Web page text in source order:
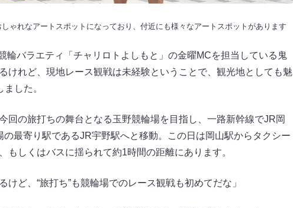
ゃれなアートスポットになっており、付近にも様々なアートスポットがあります
輪バラエティ「チャリロトよしもと」の金曜MCを担当している鬼
けれど、現地レース観戦は未経験ということで、観光地としても魅
した。
回の旅打ちの舞台となる玉野競輪場を目指し、一路新幹線でJR岡
最寄り駅であるJR宇野駅へと移動。この日は岡山駅からタクシー
しくはバスに揺られて約1時間の距離にあります。
ど、“旅打ち”も競輪場でのレース観戦も初めてだな」